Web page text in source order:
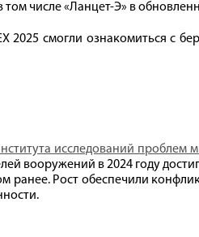
числе «Ланцет-Э» в
2025 смогли ознакомиться с
исследований проблем
вооружений в 2024 году
ранее. Рост обеспечили